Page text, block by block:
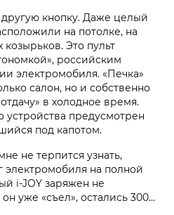
кнопку. Даже целый
на потолке, на
Это пульт
российским
электромобиля. «Печка»
салон, но и собственно
в холодное время.
устройства предусмотрен
под капотом.
не терпится узнать,
электромобиля на полной
i‑JOY заряжен не
уже «съел», остались 300…